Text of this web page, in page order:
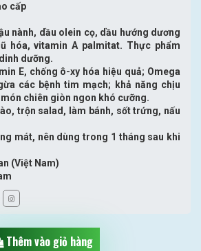
cấp
nành, dầu olein cọ, dầu hướng dương
hóa, vitamin A palmitat. Thực phẩm
dưỡng.
E, chống ô-xy hóa hiệu quả; Omega
các bệnh tim mạch; khả năng chịu
chiên giòn ngon khó cưỡng.
trộn salad, làm bánh, sốt trứng, nấu
mát, nên dùng trong 1 tháng sau khi
(Việt Nam)
Thêm vào giỏ hàng